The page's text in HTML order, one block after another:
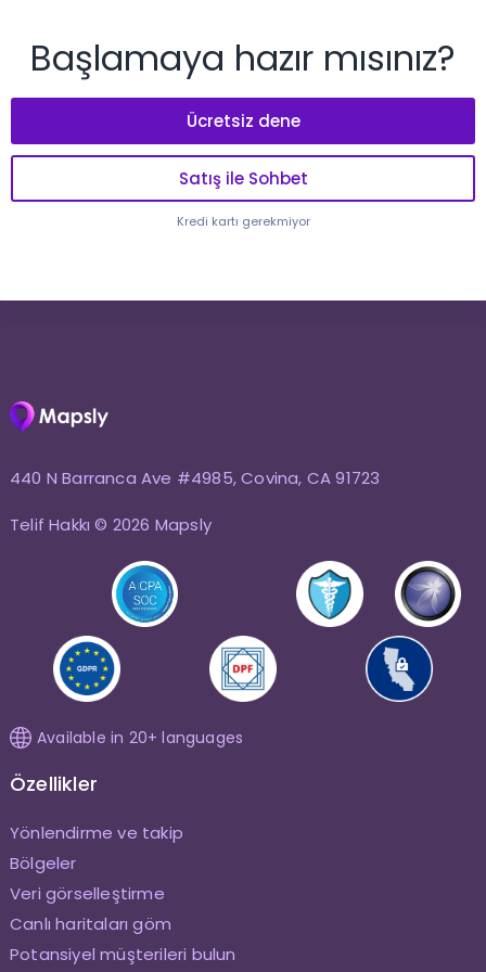
Başlamaya hazır mısınız?
Ücretsiz dene
Satış ile Sohbet
Kredi kartı gerekmiyor
440 N Barranca Ave #4985, Covina, CA 91723
Telif Hakkı © 2026 Mapsly
Available in 20+ languages
Özellikler
Yönlendirme ve takip
Bölgeler
Veri görselleştirme
Canlı haritaları göm
Potansiyel müşterileri bulun